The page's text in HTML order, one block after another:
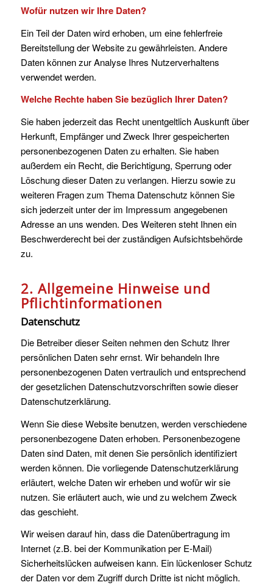
Wofür nutzen wir Ihre Daten?
Ein Teil der Daten wird erhoben, um eine fehlerfreie
Bereitstellung der Website zu gewährleisten. Andere
Daten können zur Analyse Ihres Nutzerverhaltens
verwendet werden.
Welche Rechte haben Sie bezüglich Ihrer Daten?
Sie haben jederzeit das Recht unentgeltlich Auskunft über
Herkunft, Empfänger und Zweck Ihrer gespeicherten
personenbezogenen Daten zu erhalten. Sie haben
außerdem ein Recht, die Berichtigung, Sperrung oder
Löschung dieser Daten zu verlangen. Hierzu sowie zu
weiteren Fragen zum Thema Datenschutz können Sie
sich jederzeit unter der im Impressum angegebenen
Adresse an uns wenden. Des Weiteren steht Ihnen ein
Beschwerderecht bei der zuständigen Aufsichtsbehörde
zu.
2. Allgemeine Hinweise und
Pflichtinformationen
Datenschutz
Die Betreiber dieser Seiten nehmen den Schutz Ihrer
persönlichen Daten sehr ernst. Wir behandeln Ihre
personenbezogenen Daten vertraulich und entsprechend
der gesetzlichen Datenschutzvorschriften sowie dieser
Datenschutzerklärung.
Wenn Sie diese Website benutzen, werden verschiedene
personenbezogene Daten erhoben. Personenbezogene
Daten sind Daten, mit denen Sie persönlich identifiziert
werden können. Die vorliegende Datenschutzerklärung
erläutert, welche Daten wir erheben und wofür wir sie
nutzen. Sie erläutert auch, wie und zu welchem Zweck
das geschieht.
Wir weisen darauf hin, dass die Datenübertragung im
Internet (z.B. bei der Kommunikation per E-Mail)
Sicherheitslücken aufweisen kann. Ein lückenloser Schutz
der Daten vor dem Zugriff durch Dritte ist nicht möglich.